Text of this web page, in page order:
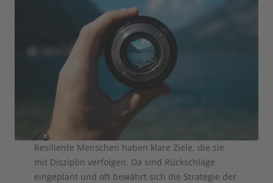
Resiliente Menschen haben klare Ziele, die sie
mit Disziplin verfolgen. Da sind Rückschläge
eingeplant und oft bewährt sich die Strategie der